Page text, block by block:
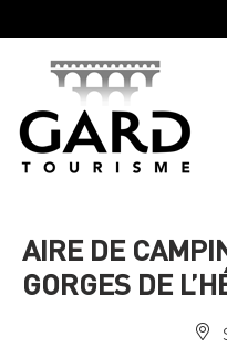
AIRE DE
GORGES DE